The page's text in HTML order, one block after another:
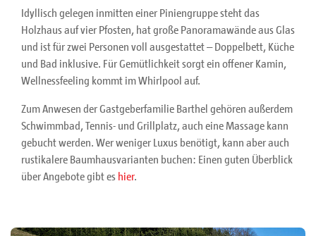
Idyllisch gelegen inmitten einer Piniengruppe steht das
Holzhaus auf vier Pfosten, hat große Panoramawände aus Glas
und ist für zwei Personen voll ausgestattet – Doppelbett, Küche
und Bad inklusive. Für Gemütlichkeit sorgt ein offener Kamin,
Wellnessfeeling kommt im Whirlpool auf.
Zum Anwesen der Gastgeberfamilie Barthel gehören außerdem
Schwimmbad, Tennis- und Grillplatz, auch eine Massage kann
gebucht werden. Wer weniger Luxus benötigt, kann aber auch
rustikalere Baumhausvarianten buchen: Einen guten Überblick
über Angebote gibt es hier.